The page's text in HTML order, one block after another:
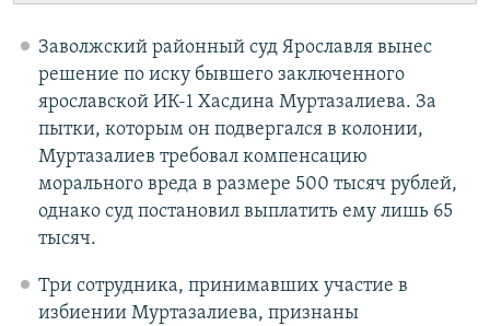
Заволжский районный суд Ярославля вынес
решение по иску бывшего заключенного
ярославской ИК-1 Хасдина Муртазалиева. За
пытки, которым он подвергался в колонии,
Муртазалиев требовал компенсацию
морального вреда в размере 500 тысяч рублей,
однако суд постановил выплатить ему лишь 65
тысяч.
Три сотрудника, принимавших участие в
избиении Муртазалиева, признаны